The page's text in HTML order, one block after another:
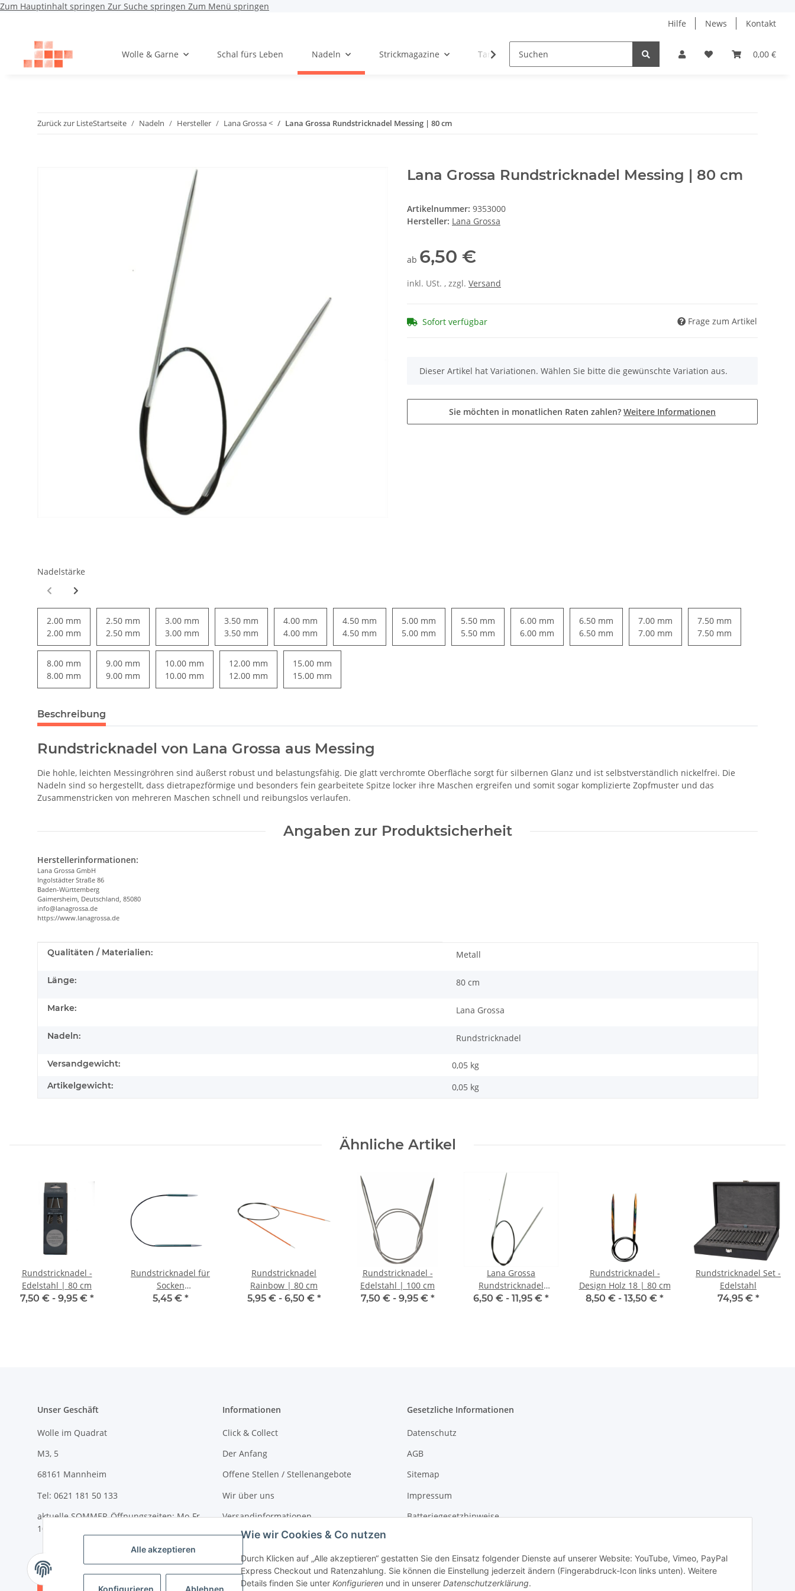
Zum Hauptinhalt springen Zur Suche springen Zum Menü springen
Alle akzeptieren
Konfigurieren Ablehnen
Wie wir Cookies & Co nutzen
Durch Klicken auf „Alle akzeptieren“ gestatten Sie den Einsatz folgender Dienste auf unserer Website: YouTube, Vimeo, PayPal
Express Checkout und Ratenzahlung. Sie können die Einstellung jederzeit ändern (Fingerabdruck-Icon links unten). Weitere
Details finden Sie unter Konfigurieren und in unserer Datenschutzerklärung.
Hilfe News Kontakt
0,00 €
Wolle & Garne Schal fürs Leben Nadeln Strickmagazine Tanja Steinbach
Zurück zur ListeStartseite Nadeln Hersteller Lana Grossa < Lana Grossa Rundstricknadel Messing | 80 cm
Lana Grossa Rundstricknadel Messing | 80 cm
Artikelnummer: 9353000
Hersteller: Lana Grossa
ab 6,50 €
inkl. USt. , zzgl. Versand
Sofort verfügbar Frage zum Artikel
x
Dieser Artikel hat Variationen. Wählen Sie bitte die gewünschte Variation aus.
Sie möchten in monatlichen Raten zahlen? Weitere Informationen
Nadelstärke
2.00 mm
2.00 mm
2.50 mm
2.50 mm
3.00 mm
3.00 mm
3.50 mm
3.50 mm
4.00 mm
4.00 mm
4.50 mm
4.50 mm
5.00 mm
5.00 mm
5.50 mm
5.50 mm
6.00 mm
6.00 mm
6.50 mm
6.50 mm
7.00 mm
7.00 mm
7.50 mm
7.50 mm
8.00 mm
8.00 mm
9.00 mm
9.00 mm
10.00 mm
10.00 mm
12.00 mm
12.00 mm
15.00 mm
15.00 mm
Beschreibung
Rundstricknadel von Lana Grossa aus Messing
Die hohle, leichten Messingröhren sind äußerst robust und belastungsfähig. Die glatt verchromte Oberfläche sorgt für silbernen Glanz und ist selbstverständlich nickelfrei. Die
Nadeln sind so hergestellt, dass dietrapezförmige und besonders fein gearbeitete Spitze locker ihre Maschen ergreifen und somit sogar komplizierte Zopfmuster und das
Zusammenstricken von mehreren Maschen schnell und reibungslos verlaufen.
Angaben zur Produktsicherheit
Herstellerinformationen:
Lana Grossa GmbH
Ingolstädter Straße 86
Baden-Württemberg
Gaimersheim, Deutschland, 85080
info@lanagrossa.de
https://www.lanagrossa.de
Produkteigenschaft
Wert
Qualitäten / Materialien: Metall
Länge: 80 cm
Marke: Lana Grossa
Nadeln: Rundstricknadel
Versandgewicht: 0,05 kg
Artikelgewicht: 0,05 kg
Ähnliche Artikel
Rundstricknadel -
Edelstahl | 80 cm
7,50 € - 9,95 € *
Rundstricknadel für
Socken
Strumpfstricknadel
5,45 € *
Rundstricknadel
Rainbow | 80 cm
5,95 € - 6,50 € *
Rundstricknadel -
Edelstahl | 100 cm
7,50 € - 9,95 € *
Lana Grossa
Rundstricknadel
Messing | 100 cm
6,50 € - 11,95 € *
Rundstricknadel -
Design Holz 18 | 80 cm
8,50 € - 13,50 € *
Rundstricknadel Set -
Edelstahl
74,95 € *
Unser Geschäft
Wolle im Quadrat
M3, 5
68161 Mannheim
Tel: 0621 181 50 133
aktuelle SOMMER-Öffnungszeiten: Mo-Fr
10-18 Uhr und Sa 10-14 Uhr
Informationen
Click & Collect
Der Anfang
Offene Stellen / Stellenangebote
Wir über uns
Versandinformationen
Newsletter
Gesetzliche Informationen
Datenschutz
AGB
Sitemap
Impressum
Batteriegesetzhinweise
Vertrag widerrufen